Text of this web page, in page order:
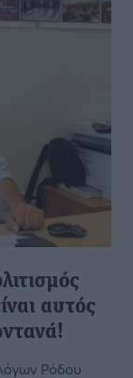
αυτός
Ρόδου